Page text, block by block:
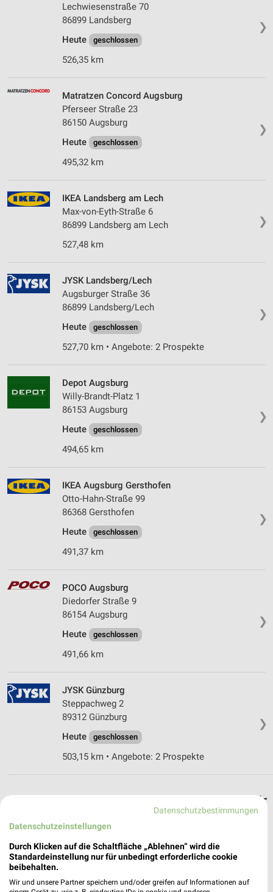
❯
Lechwiesenstraße 70
86899 Landsberg
Heute
geschlossen
526,35 km
❯
Matratzen Concord Augsburg
Pferseer Straße 23
86150 Augsburg
Heute
geschlossen
495,32 km
❯
IKEA Landsberg am Lech
Max-von-Eyth-Straße 6
86899 Landsberg am Lech
527,48 km
❯
JYSK Landsberg/Lech
Augsburger Straße 36
86899 Landsberg/Lech
Heute
geschlossen
527,70 km • Angebote: 2 Prospekte
❯
Depot Augsburg
Willy-Brandt-Platz 1
86153 Augsburg
Heute
geschlossen
494,65 km
❯
IKEA Augsburg Gersthofen
Otto-Hahn-Straße 99
86368 Gersthofen
Heute
geschlossen
491,37 km
❯
POCO Augsburg
Diedorfer Straße 9
86154 Augsburg
Heute
geschlossen
491,66 km
❯
JYSK Günzburg
Steppachweg 2
89312 Günzburg
Heute
geschlossen
503,15 km • Angebote: 2 Prospekte
Möbel & Wohnen Angebote und Prospekte für
XXXLutz XXXLutz
Datenschutzbestimmungen
Datenschutzeinstellungen
Durch Klicken auf die Schaltfläche „Ablehnen“ wird die
Standardeinstellung nur für unbedingt erforderliche cookie
beibehalten.
Wir und unsere Partner speichern und/oder greifen auf Informationen auf